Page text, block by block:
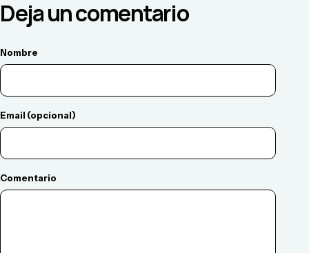
Deja un comentario
Nombre
Email (opcional)
Comentario